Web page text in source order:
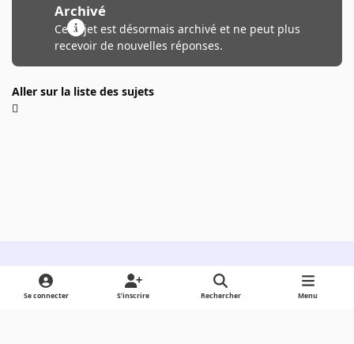
Archivé
Ce sujet est désormais archivé et ne peut plus
recevoir de nouvelles réponses.
Aller sur la liste des sujets
Light ModeDark ModeSystem Preference
Se connecter S’inscrire Rechercher Menu